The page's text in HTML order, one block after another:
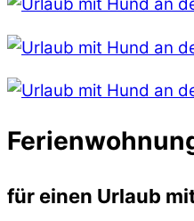
für einen Urlaub